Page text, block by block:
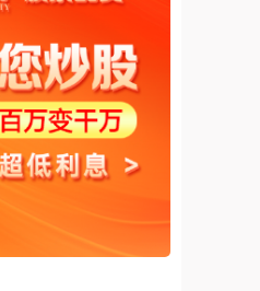
+1.42%